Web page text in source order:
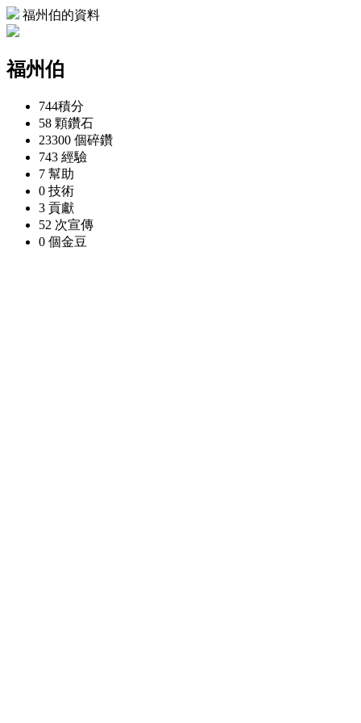
福州伯的資料
福州伯
744積分
58 顆鑽石
23300 個碎鑽
743 經驗
7 幫助
0 技術
3 貢獻
52 次宣傳
0 個金豆